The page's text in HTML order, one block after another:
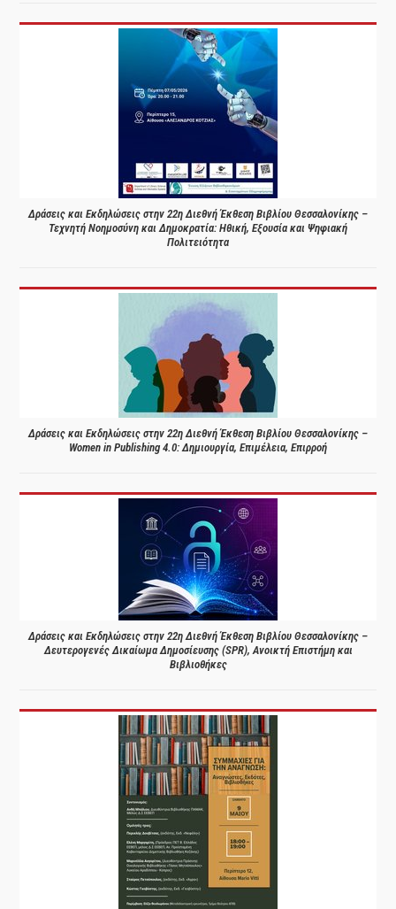
Δράσεις και Εκδηλώσεις στην 22η Διεθνή Έκθεση Βιβλίου Θεσσαλονίκης –
Τεχνητή Νοημοσύνη και Δημοκρατία: Ηθική, Εξουσία και Ψηφιακή
Πολιτειότητα
Δράσεις και Εκδηλώσεις στην 22η Διεθνή Έκθεση Βιβλίου Θεσσαλονίκης –
Women in Publishing 4.0: Δημιουργία, Επιμέλεια, Επιρροή
Δράσεις και Εκδηλώσεις στην 22η Διεθνή Έκθεση Βιβλίου Θεσσαλονίκης –
Δευτερογενές Δικαίωμα Δημοσίευσης (SPR), Ανοικτή Επιστήμη και
Βιβλιοθήκες